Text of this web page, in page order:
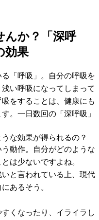
んか？「深呼
効果
「呼吸」。自分の呼吸を
い呼吸になってしまって
をすることは、健康にも
。一日数回の「深呼吸」
な効果が得られるの？
動作。自分がどのような
は少ないですよね。
と言われている上、現代
あるそう。
くなったり、イライラし